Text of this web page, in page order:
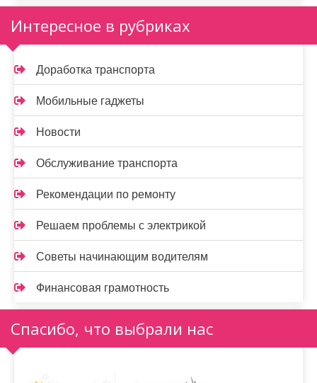
Интересное в рубриках
Доработка транспорта
Мобильные гаджеты
Новости
Обслуживание транспорта
Рекомендации по ремонту
Решаем проблемы с электрикой
Советы начинающим водителям
Финансовая грамотность
Спасибо, что выбрали нас